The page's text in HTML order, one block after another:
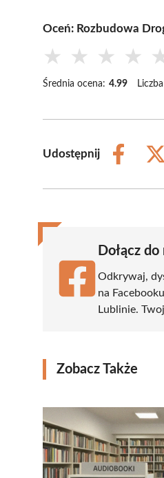
Oceń: Rozbudowa
★ ★ ★ ★
Średnia ocena: 4.99
Udostępnij
Share
Dołącz
Odkrywaj,
na
Lublinie.
Zobacz Także